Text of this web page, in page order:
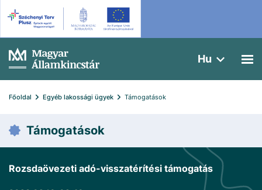
Hu
Főoldal Egyéb lakossági ügyek Támogatások
Támogatások
Rozsdaövezeti adó-visszatérítési támogatás